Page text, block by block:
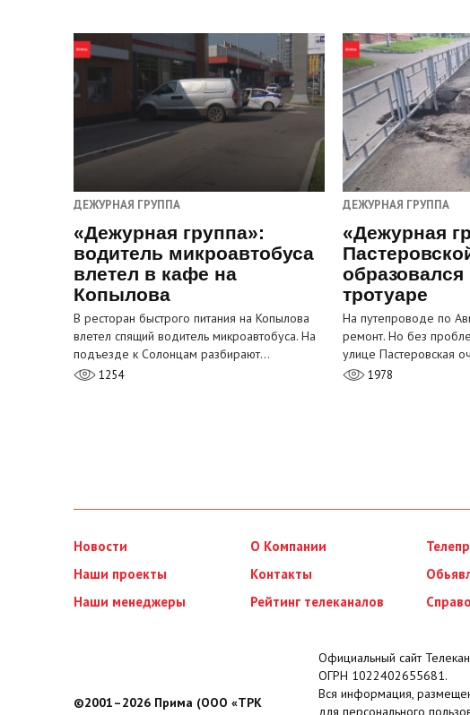
ДЕЖУРНАЯ ГРУППА
«Дежурная группа»:
водитель микроавтобуса
влетел в кафе на
Копылова
В ресторан быстрого питания на Копылова
влетел спящий водитель микроавтобуса. На
подъезде к Солонцам разбирают…
1254
ДЕЖУРНАЯ ГРУППА
«Дежурная
тротуаре
На путепроводе по
ремонт. Но без
улице Пастеровская
1978
Новости
Наши проекты
Наши менеджеры
О Компании
Контакты
Рейтинг телеканалов
©2001–2026 Прима (ООО «ТРК
Официальный сайт
ОГРН 1022402655681.
Вся информация,
для персонального